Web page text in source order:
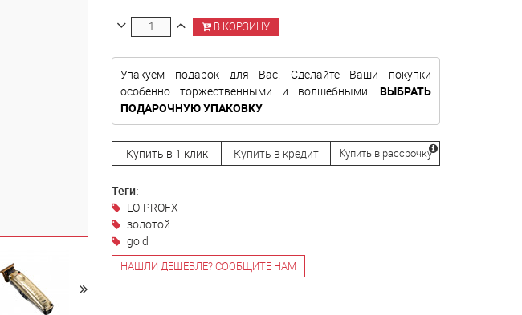
В КОРЗИНУ
Упакуем подарок для Вас! Сделайте Ваши покупки
особенно торжественными и волшебными! ВЫБРАТЬ
ПОДАРОЧНУЮ УПАКОВКУ
Купить в 1 клик Купить в кредит Купить в рассрочку
Теги:
LO-PROFX
золотой
gold
НАШЛИ ДЕШЕВЛЕ? СООБЩИТЕ НАМ